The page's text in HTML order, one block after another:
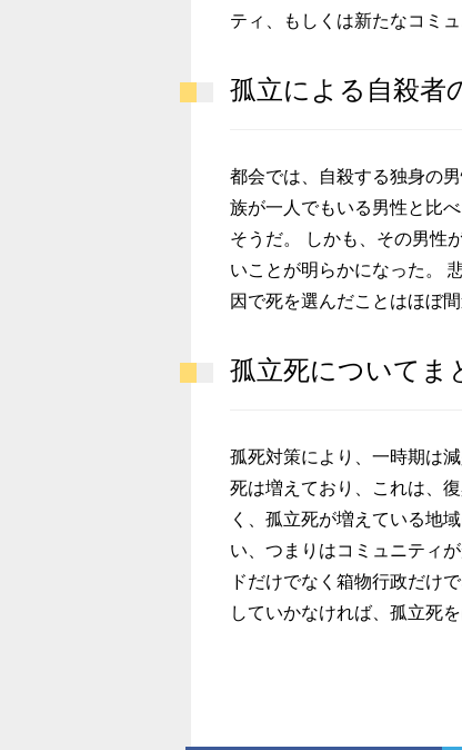
ティ、もしくは新たなコミ
孤立による自殺者
都会では、自殺する独身の
族が一人でもいる男性と比
そうだ。 しかも、その男性
いことが明らかになった。
因で死を選んだことはほぼ間
孤立死についてま
孤死対策により、一時期は
死は増えており、これは、
く、孤立死が増えている地
い、つまりはコミュニティ
ドだけでなく箱物行政だけ
していかなければ、孤立死